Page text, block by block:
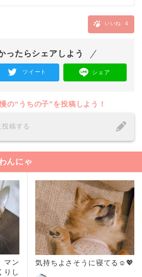
いいね 4
ったらシェアしよう
ツイート シェア
の“うちの子”を投稿しよう！
稿する
んにゃ
マン
りし
気持ちよさそうに寝てる☺️💖